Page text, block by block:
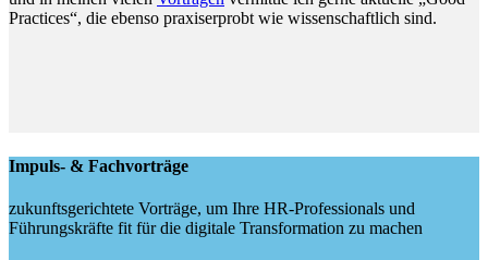
Practices“, die ebenso praxiserprobt wie wissenschaftlich sind.
Impuls- & Fachvorträge
zukunftsgerichtete Vorträge, um Ihre HR-Professionals und
Führungskräfte fit für die digitale Transformation zu machen